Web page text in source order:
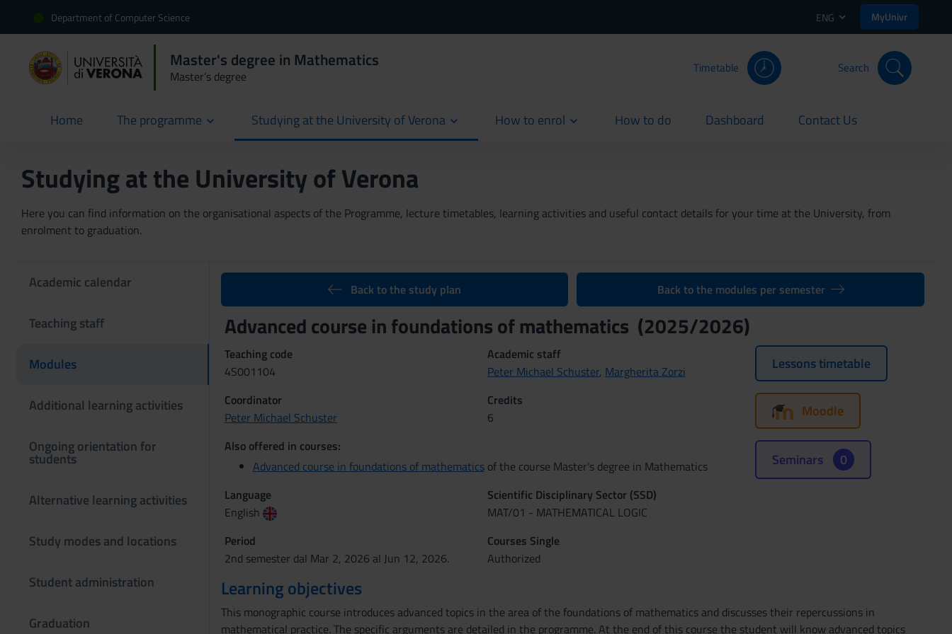
Department of Computer Science ENG MyUnivr
Master's degree in Mathematics
Master’s degree
Timetable Search
Home
current The programme Studying at the University of Verona How to enrol How to do
current Dashboard
current Contact Us
current
Studying at the University of Verona
Here you can find information on the organisational aspects of the Programme, lecture timetables, learning activities and useful contact details for your time at the University, from
enrolment to graduation.
Academic calendar
Teaching staff
Modules
Additional learning activities
Ongoing orientation for
students
Alternative learning activities
Study modes and locations
Student administration
Graduation
Back to the study plan Back to the modules per semester
Advanced course in foundations of mathematics (2025/2026)
Teaching code
4S001104
Academic staff
Peter Michael Schuster, Margherita Zorzi
Coordinator
Peter Michael Schuster
Credits
6
Also offered in courses:
Advanced course in foundations of mathematicsof the course Master's degree in Mathematics
Language
English
Scientific Disciplinary Sector (SSD)
MAT/01 - MATHEMATICAL LOGIC
Period
2nd semester dal Mar 2, 2026 al Jun 12, 2026.
Courses Single
Authorized
Lessons timetable
Moodle
Seminars 0
Learning objectives
This monographic course introduces advanced topics in the area of the foundations of mathematics and discusses their repercussions in
mathematical practice. The specific arguments are detailed in the programme. At the end of this course the student will know advanced topics